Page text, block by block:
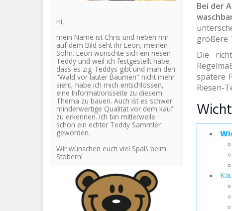
Bei der
größere
Die
spätere
Riesen-
Hi,
mein Name ist Chris und neben mir
auf dem Bild seht ihr Leon, meinen
Sohn. Leon wünschte sich ein riesen
Teddy und weil ich festgestellt habe,
dass es zig-Teddys gibt und man den
"Wald vor lauter Bäumen" nicht mehr
sieht, habe ich mich entschlossen,
eine Informationsseite zu diesem
Thema zu bauen. Auch ist es schwer
minderwertige Qualität vor dem kauf
zu erkennen. Ich bin mitlerweile
schon ein echter Teddy Sammler
geworden.
Wir wünschen euch viel Spaß beim
Stöbern!